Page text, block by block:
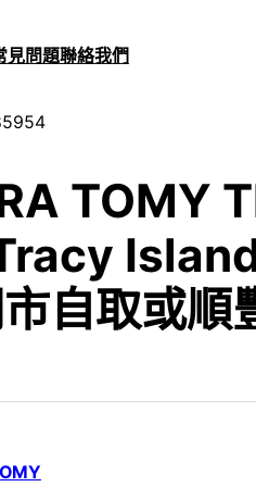
見問題聯絡我們
TOMY
自取或